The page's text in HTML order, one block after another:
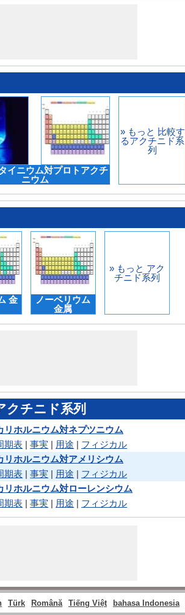
イニウム対プロトアクチ
ニウム
» もっと 比較す
るアクチニド系
列
金
ノーベリウム
金属
» もっと アク
チニド系列
クチニド系列
リホルニウム対ネプツニウム
期表 |事実 | 用途 | フィジカル
リホルニウム対アメリシウム
期表 |事実 | 用途 | フィジカル
リホルニウム対ローレンシウム
期表 |事実 | 用途 | フィジカル
Türk Română Tiếng Việt bahasa Indonesia